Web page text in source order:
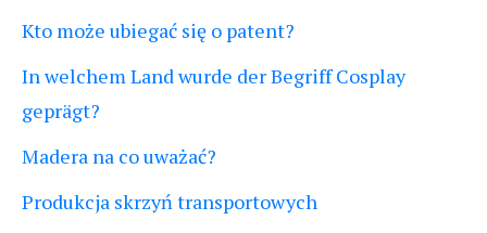
Kto może ubiegać się o patent?
In welchem Land wurde der Begriff Cosplay
geprägt?
Madera na co uważać?
Produkcja skrzyń transportowych